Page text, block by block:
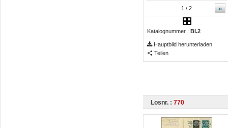
»
1 / 2
Katalognummer : Bl.2
Hauptbild herunterladen
Teilen
Losnr. : 770